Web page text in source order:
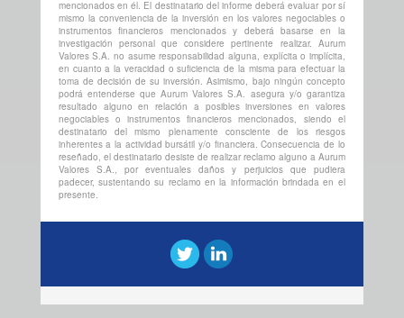
mencionados en él. El destinatario del informe deberá evaluar por sí
mismo la conveniencia de la inversión en los valores negociables o
instrumentos financieros mencionados y deberá basarse en la
investigación personal que considere pertinente realizar. Aurum
Valores S.A. no asume responsabilidad alguna, explícita o implícita,
en cuanto a la veracidad o suficiencia de la misma para efectuar la
toma de decisión de su inversión. Asimismo, bajo ningún concepto
podrá entenderse que Aurum Valores S.A. asegura y/o garantiza
resultado alguno en relación a posibles inversiones en valores
negociables o instrumentos financieros mencionados, siendo el
destinatario del mismo plenamente consciente de los riesgos
inherentes a la actividad bursátil y/o financiera. Consecuencia de lo
reseñado, el destinatario desiste de realizar reclamo alguno a Aurum
Valores S.A., por eventuales daños y perjuicios que pudiera
padecer, sustentando su reclamo en la información brindada en el
presente.